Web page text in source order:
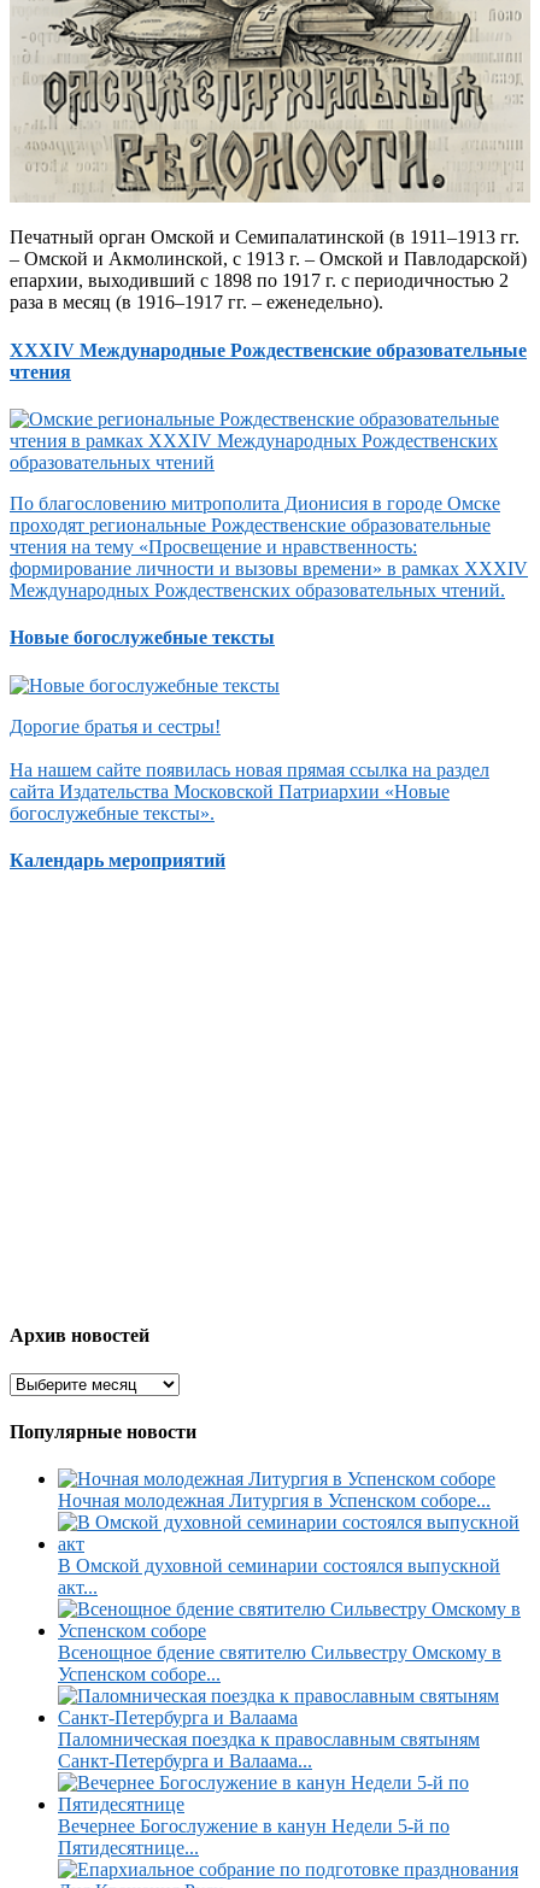
Печатный орган Омской и Семипалатинской (в 1911–1913 гг.
– Омской и Акмолинской, с 1913 г. – Омской и Павлодарской)
епархии, выходивший с 1898 по 1917 г. с периодичностью 2
раза в месяц (в 1916–1917 гг. – еженедельно).
XXXIV Международные Рождественские образовательные
чтения
По благословению митрополита Дионисия в городе Омске
проходят региональные Рождественские образовательные
чтения на тему «Просвещение и нравственность:
формирование личности и вызовы времени» в рамках XXXIV
Международных Рождественских образовательных чтений.
Новые богослужебные тексты
Дорогие братья и сестры!
На нашем сайте появилась новая прямая ссылка на раздел
сайта Издательства Московской Патриархии «Новые
богослужебные тексты».
Календарь мероприятий
Архив новостей
Популярные новости
Ночная молодежная Литургия в Успенском соборе...
В Омской духовной семинарии состоялся выпускной
акт...
Всенощное бдение святителю Сильвестру Омскому в
Успенском соборе...
Паломническая поездка к православным святыням
Санкт-Петербурга и Валаама...
Вечернее Богослужение в канун Недели 5-й по
Пятидесятнице...